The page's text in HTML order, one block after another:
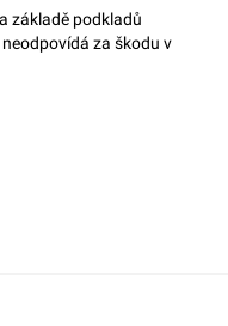
základě podkladů
za škodu v